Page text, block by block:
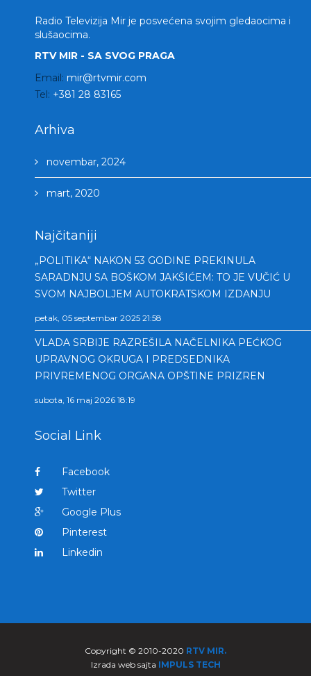
Radio Televizija Mir je posvećena svojim gledaocima i
slušaocima.
RTV MIR - SA SVOG PRAGA
Email: mir@rtvmir.com
Tel: +381 28 83165
Arhiva
novembar, 2024
mart, 2020
Najčitaniji
„POLITIKA“ NAKON 53 GODINE PREKINULA
SARADNJU SA BOŠKOM JAKŠIĆEM: TO JE VUČIĆ U
SVOM NAJBOLJEM AUTOKRATSKOM IZDANJU
petak, 05 septembar 2025 21:58
VLADA SRBIJE RAZREŠILA NAČELNIKA PEĆKOG
UPRAVNOG OKRUGA I PREDSEDNIKA
PRIVREMENOG ORGANA OPŠTINE PRIZREN
subota, 16 maj 2026 18:19
Social Link
Facebook
Twitter
Google Plus
Pinterest
Linkedin
Copyright © 2010-2020 RTV MIR.
Izrada web sajta IMPULS TECH